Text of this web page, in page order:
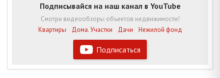
Подписаться
Подписывайся на наш канал в YouTube
Смотри видеообзоры объектов недвижимости!
Квартиры
Дома. Участки Дачи Нежилой фонд